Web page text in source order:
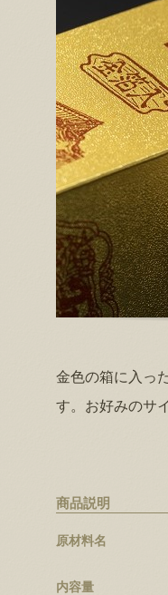
金色の箱に入っ
す。お好みのサ
商品説明
原材料名
内容量